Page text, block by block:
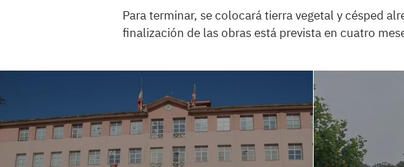
Para terminar, se colocará tierra vegetal y césped
finalización de las obras está prevista en cuatro